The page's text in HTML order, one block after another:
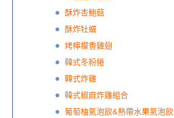
酥炸杏鮑菇
酥炸牡蠣
烤檸檬香雞翅
韓式冬粉捲
韓式炸雞
韓式椒麻炸雞組合
葡萄柚氣泡飲&熱帶水果氣泡飲